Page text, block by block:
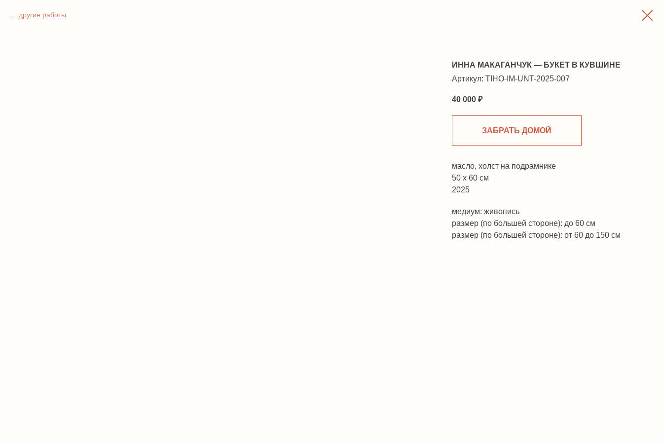
другие работы
ИННА МАКАГАНЧУК — БУКЕТ В КУВШИНЕ
Артикул: TIHO-IM-UNT-2025-007
40 000 ₽
ЗАБРАТЬ ДОМОЙ
масло, холст на подрамнике
50 х 60 см
2025
медиум: живопись
размер (по большей стороне): до 60 см
размер (по большей стороне): от 60 до 150 см